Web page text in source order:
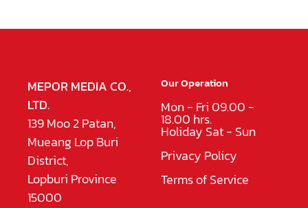
MEPOR MEDIA CO.,
LTD.
139 Moo 2 Patan,
Mueang Lop Buri
District,
Lopburi Province
15000
Our Operation
Mon - Fri 09.00 -
18.00 hrs.
Holiday Sat - Sun
Privacy Policy
Terms of Service